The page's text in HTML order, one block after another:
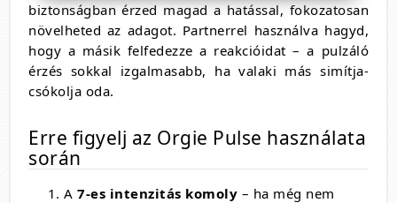
biztonságban érzed magad a hatással, fokozatosan
növelheted az adagot. Partnerrel használva hagyd,
hogy a másik felfedezze a reakcióidat – a pulzáló
érzés sokkal izgalmasabb, ha valaki más simítja-
csókolja oda.
Erre figyelj az Orgie Pulse használata
során
A 7-es intenzitás komoly – ha még nem